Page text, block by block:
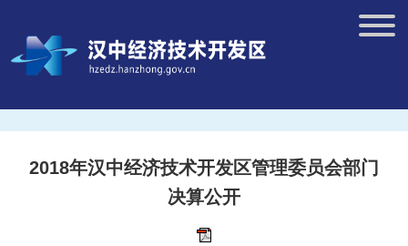
2018年汉中经济技术开发区管理委员会部门
决算公开